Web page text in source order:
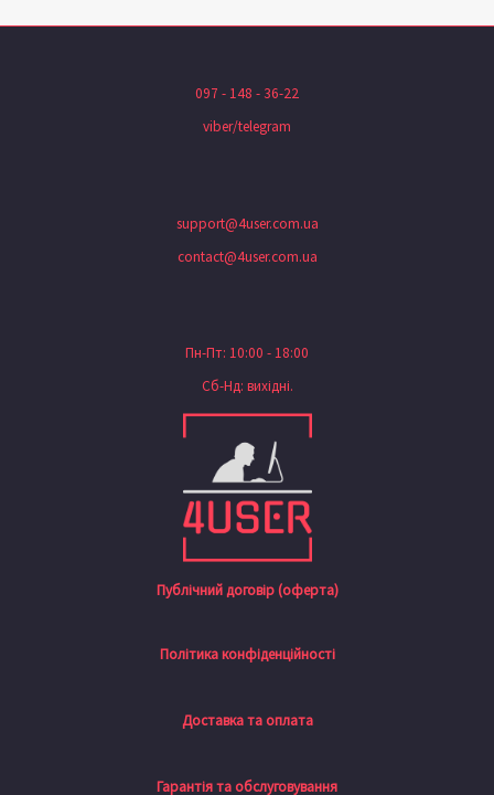
097 - 148 - 36-22
viber/telegram
support@4user.com.ua
contact@4user.com.ua
Пн-Пт: 10:00 - 18:00
Сб-Нд: вихідні.
Публічний договір (оферта)
Політика конфіденційності
Доставка та оплата
Гарантія та обслуговування